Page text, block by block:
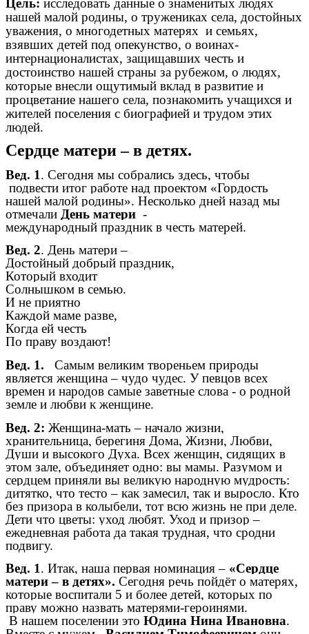
Цель: исследовать данные о знаменитых людях
нашей малой родины, о тружениках села, достойных
уважения, о многодетных матерях и семьях,
взявших детей под опекунство, о воинах-
интернационалистах, защищавших честь и
достоинство нашей страны за рубежом, о людях,
которые внесли ощутимый вклад в развитие и
процветание нашего села, познакомить учащихся и
жителей поселения с биографией и трудом этих
людей.
Сердце матери – в детях.
Вед. 1. Сегодня мы собрались здесь, чтобы
подвести итог работе над проектом «Гордость
нашей малой родины». Несколько дней назад мы
отмечали День матери -
международный праздник в честь матерей.
Вед. 2. День матери –
Достойный добрый праздник,
Который входит
Солнышком в семью.
И не приятно
Каждой маме разве,
Когда ей честь
По праву воздают!
Вед. 1. Самым великим твореньем природы
является женщина – чудо чудес. У певцов всех
времен и народов самые заветные слова - о родной
земле и любви к женщине.
Вед. 2: Женщина-мать – начало жизни,
хранительница, берегиня Дома, Жизни, Любви,
Души и высокого Духа. Всех женщин, сидящих в
этом зале, объединяет одно: вы мамы. Разумом и
сердцем приняли вы великую народную мудрость:
дитятко, что тесто – как замесил, так и выросло. Кто
без призора в колыбели, тот всю жизнь не при деле.
Дети что цветы: уход любят. Уход и призор –
ежедневная работа да такая трудная, что сродни
подвигу.
Вед. 1. Итак, наша первая номинация – «Сердце
матери – в детях». Сегодня речь пойдёт о матерях,
которые воспитали 5 и более детей, которых по
праву можно назвать матерями-героинями.
В нашем поселении это Юдина Нина Ивановна.